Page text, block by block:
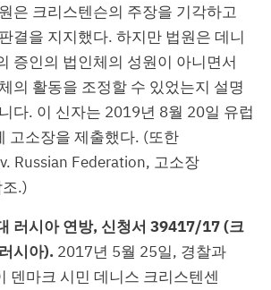
은 크리스텐슨의 주장을 기각하고
결을 지지했다. 하지만 법원은 데니
증인의 법인체의 성원이 아니면서
의 활동을 조정할 수 있었는지 설명
다. 이 신자는 2019년 8월 20일 유럽
고소장을 제출했다. (또한
Russian Federation, 고소장
.)
러시아 연방, 신청서 39417/17 (크
시아). 2017년 5월 25일, 경찰과
덴마크 시민 데니스 크리스텐센